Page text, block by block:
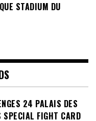
STADIUM DU
24 PALAIS DES
SPECIAL FIGHT CARD